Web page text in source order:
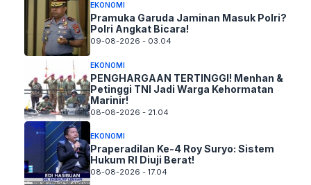
EKONOMI
Pramuka Garuda Jaminan Masuk Polri?
Polri Angkat Bicara!
09-08-2026 - 03.04
EKONOMI
PENGHARGAAN TERTINGGI! Menhan &
Petinggi TNI Jadi Warga Kehormatan
Marinir!
08-08-2026 - 21.04
EKONOMI
Praperadilan Ke-4 Roy Suryo: Sistem
Hukum RI Diuji Berat!
08-08-2026 - 17.04